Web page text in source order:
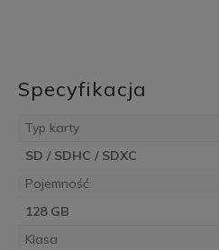
Specyfikacja
Typ karty
SD / SDHC / SDXC
Pojemność
128 GB
Klasa